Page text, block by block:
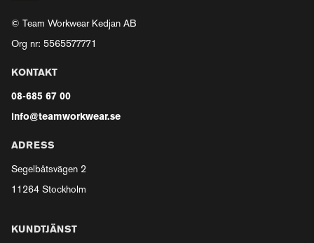
© Team Workwear Kedjan AB
Org nr: 5565577771
KONTAKT
08-685 67 00
info@teamworkwear.se
ADRESS
Segelbåtsvägen 2
11264 Stockholm
KUNDTJÄNST